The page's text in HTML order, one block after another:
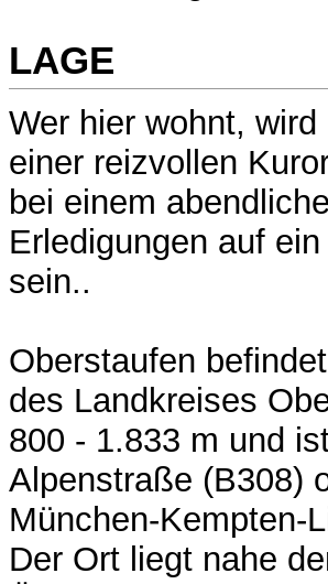
LAGE
Wer hier wohnt,
einer reizvollen
bei einem
Erledigungen auf
sein..
Oberstaufen
des Landkreises
800 - 1.833 m und
Alpenstraße (B308)
München-Kempten-
Der Ort liegt nahe